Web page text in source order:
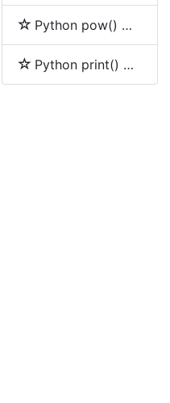
Python pow() 函数
Python print() 函数